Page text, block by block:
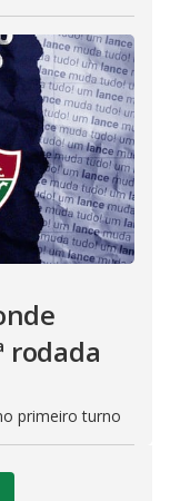
rodada
primeiro turno